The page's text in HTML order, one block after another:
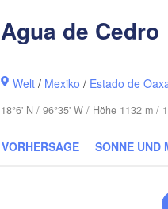
Agua de Cedro
Welt / Mexiko / Estado de
18°6' N / 96°35' W / Höhe 1132 m /
VORHERSAGE SONNE UND